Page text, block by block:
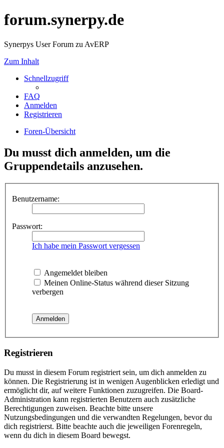
forum.synerpy.de
Synerpys User Forum zu AvERP
Zum Inhalt
Schnellzugriff
FAQ
Anmelden
Registrieren
Foren-Übersicht
Du musst dich anmelden, um die
Gruppendetails anzusehen.
Benutzername:
Passwort:
Ich habe mein Passwort vergessen
Angemeldet bleiben
Meinen Online-Status während dieser Sitzung
verbergen
Registrieren
Du musst in diesem Forum registriert sein, um dich anmelden zu
können. Die Registrierung ist in wenigen Augenblicken erledigt und
ermöglicht dir, auf weitere Funktionen zuzugreifen. Die Board-
Administration kann registrierten Benutzern auch zusätzliche
Berechtigungen zuweisen. Beachte bitte unsere
Nutzungsbedingungen und die verwandten Regelungen, bevor du
dich registrierst. Bitte beachte auch die jeweiligen Forenregeln,
wenn du dich in diesem Board bewegst.